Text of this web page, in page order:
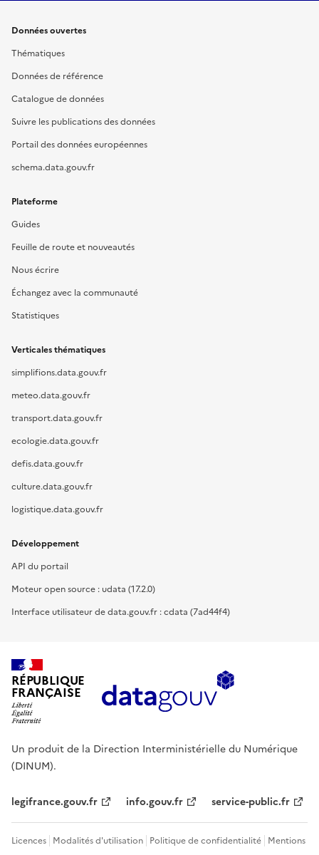
Données ouvertes
Thématiques
Données de référence
Catalogue de données
Suivre les publications des données
Portail des données européennes
schema.data.gouv.fr
Plateforme
Guides
Feuille de route et nouveautés
Nous écrire
Échangez avec la communauté
Statistiques
Verticales thématiques
simplifions.data.gouv.fr
meteo.data.gouv.fr
transport.data.gouv.fr
ecologie.data.gouv.fr
defis.data.gouv.fr
culture.data.gouv.fr
logistique.data.gouv.fr
Développement
API du portail
Moteur open source : udata (17.2.0)
Interface utilisateur de data.gouv.fr : cdata (7ad44f4)
RÉPUBLIQUE
FRANÇAISE
Un produit de la Direction Interministérielle du Numérique
(DINUM).
legifrance.gouv.fr info.gouv.fr service-public.fr
Licences Modalités d'utilisation Politique de confidentialité Mentions